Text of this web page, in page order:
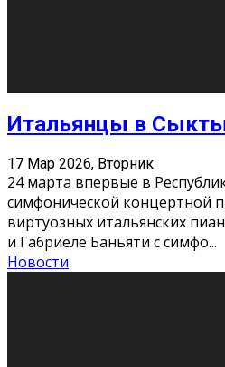
Профессии
11 Фев 2026, Среда
Мир меняется очень быстро.
то невероятным, завтра
Роботы заменяют профессии
интеллект пишет те